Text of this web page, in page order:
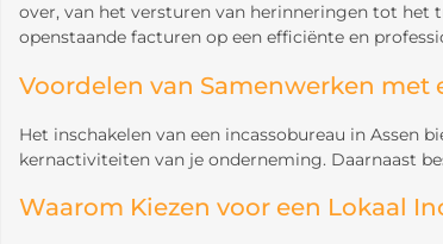
over, van het versturen van herinneringen tot het
openstaande facturen op een efficiënte en
Voordelen van Samenwerken met
Het inschakelen van een incassobureau in Assen
kernactiviteiten van je onderneming. Daarnaast
Waarom Kiezen voor een Lokaal